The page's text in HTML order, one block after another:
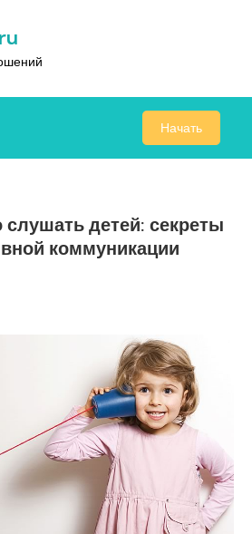
Начать
детей: секреты
коммуникации